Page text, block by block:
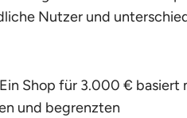
Nutzer und
Shop für 3.000 € basiert
und begrenzten